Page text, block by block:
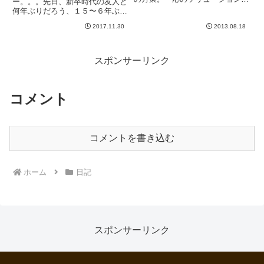
何年ぶりだろう、１５〜６年ぶり
不通系だったのですが、いろいろ
る会社の代表に就任するなど上り
2017.11.30
ン・・・ださい。というか暑苦し
です...
2013.08.18
スポンサーリンク
コメント
コメントを書き込む
ホーム 日記
スポンサーリンク